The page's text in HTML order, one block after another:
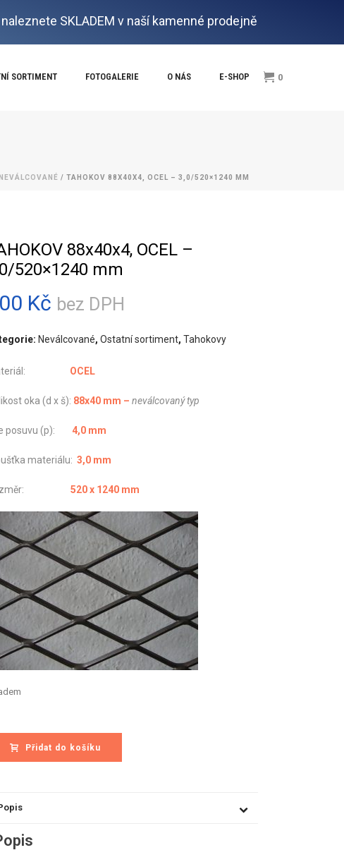
SKLADEM v naší kamenné prodejně
SORTIMENT FOTOGALERIE O NÁS E-SHOP 0
NEVÁLCOVANÉ / TAHOKOV 88X40X4, OCEL – 3,0/520×1240 MM
88x40x4, OCEL –
520×1240 mm
Kč bez DPH
Neválcované, Ostatní sortiment, Tahokovy
OCEL
oka (d x š): 88x40 mm – neválcovaný typ
posuvu (p): 4,0 mm
materiálu: 3,0 mm
520 x 1240 mm
Přidat do košíku